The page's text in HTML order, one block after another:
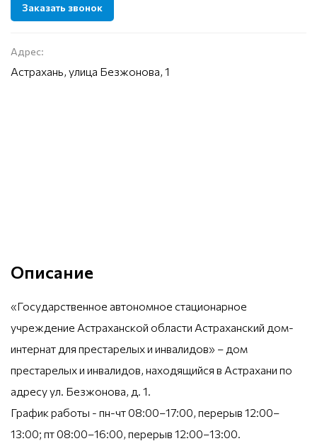
Заказать звонок
Адрес:
Астрахань, улица Безжонова, 1
Описание
«Государственное автономное стационарное
учреждение Астраханской области Астраханский дом-
интернат для престарелых и инвалидов» – дом
престарелых и инвалидов, находящийся в Астрахани по
адресу ул. Безжонова, д. 1.
График работы - пн-чт 08:00–17:00, перерыв 12:00–
13:00; пт 08:00–16:00, перерыв 12:00–13:00.